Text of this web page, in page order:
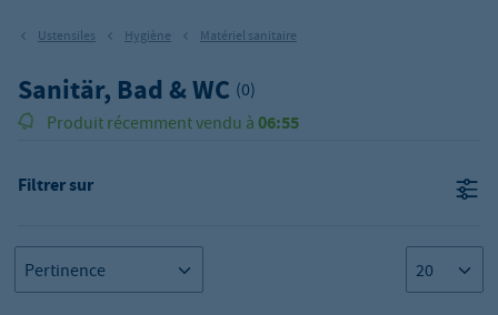
Ustensiles Hygiène Matériel sanitaire
Sanitär, Bad & WC (0)
Produit récemment vendu à 06:55
Filtrer sur